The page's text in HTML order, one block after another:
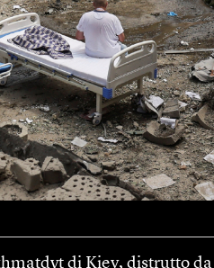
di Kiev, distrutto